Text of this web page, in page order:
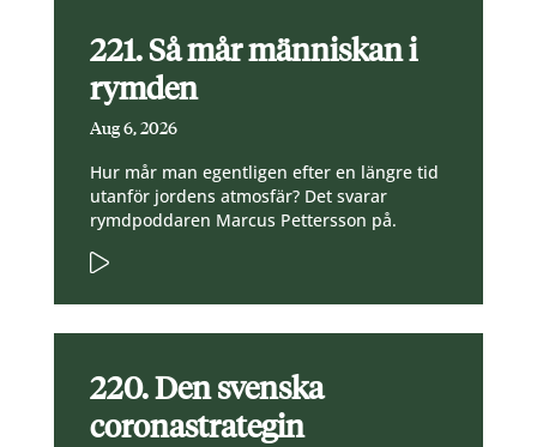
221. Så mår människan i
rymden
Aug 6, 2026
Hur mår man egentligen efter en längre tid
utanför jordens atmosfär? Det svarar
rymdpoddaren Marcus Pettersson på.
220. Den svenska
coronastrategin